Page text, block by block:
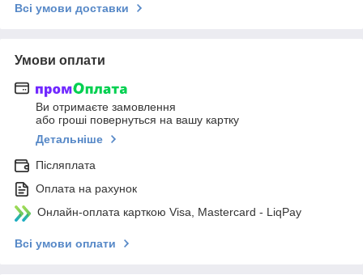
Всі умови доставки
Умови оплати
Ви отримаєте замовлення
або гроші повернуться на вашу картку
Детальніше
Післяплата
Оплата на рахунок
Онлайн-оплата карткою Visa, Mastercard - LiqPay
Всі умови оплати